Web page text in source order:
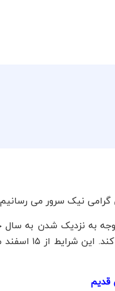
گرامی نیک سرور می
به نزدیک شدن به سال
قدیم